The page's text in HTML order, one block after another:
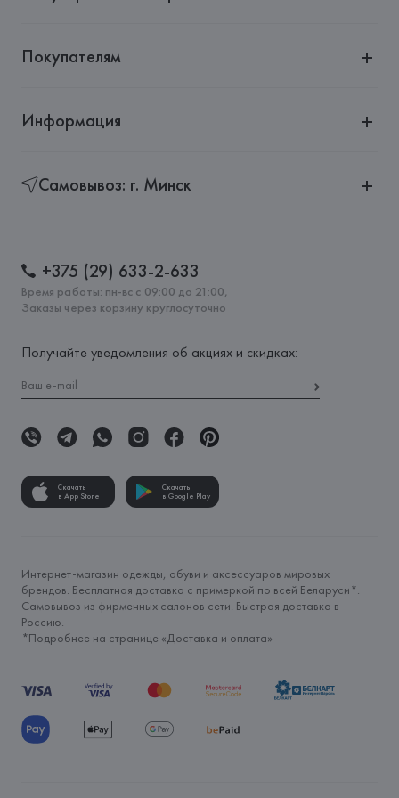
Покупателям
Информация
Самовывоз: г. Минск
+375 (29) 633-2-633
Время работы: пн-вс с 09:00 до 21:00,
Заказы через корзину круглосуточно
Получайте уведомления об акциях и скидках:
Скачать
в App Store
Скачать
в Google Play
Интернет-магазин одежды, обуви и аксессуаров мировых
брендов. Бесплатная доставка с примеркой по всей Беларуси*.
Самовывоз из фирменных салонов сети. Быстрая доставка в
Россию.
*Подробнее на странице «Доставка и оплата»